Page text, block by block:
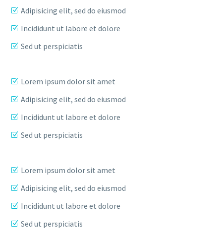
Adipisicing elit, sed do eiusmod
Incididunt ut labore et dolore
Sed ut perspiciatis
Lorem ipsum dolor sit amet
Adipisicing elit, sed do eiusmod
Incididunt ut labore et dolore
Sed ut perspiciatis
Lorem ipsum dolor sit amet
Adipisicing elit, sed do eiusmod
Incididunt ut labore et dolore
Sed ut perspiciatis